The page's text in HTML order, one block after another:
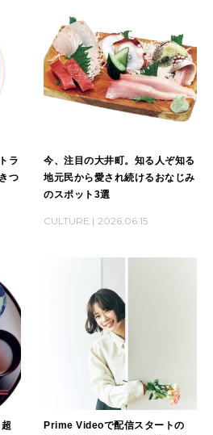
ラ
つ
今、注目の大井町。知る人ぞ知る
地元民から愛され続けるおなじみ
のスポット3選
CULTURE 2026.06.15
Prime Videoで配信スタートの